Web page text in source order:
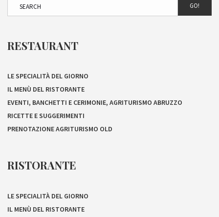
GO!
RESTAURANT
LE SPECIALITÀ DEL GIORNO
IL MENÙ DEL RISTORANTE
EVENTI, BANCHETTI E CERIMONIE, AGRITURISMO ABRUZZO
RICETTE E SUGGERIMENTI
PRENOTAZIONE AGRITURISMO OLD
RISTORANTE
LE SPECIALITÀ DEL GIORNO
IL MENÙ DEL RISTORANTE